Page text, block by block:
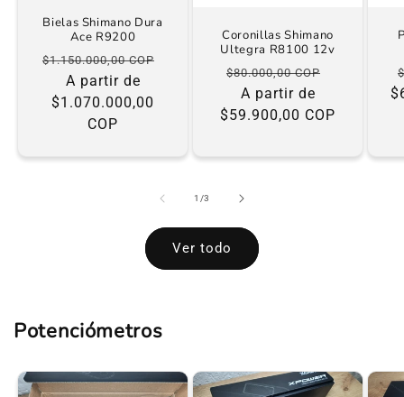
Bielas Shimano Dura
Ace R9200
Precio
habitual
$1.150.000,00 COP
A partir de
$1.070.000,00
COP
Coronillas Shimano
Ultegra R8100 12v
Precio
habitual
$80.000,00 COP
oferta
A partir de
$59.900,00 COP
1 /de
3
Ver todo
Potenciómetros